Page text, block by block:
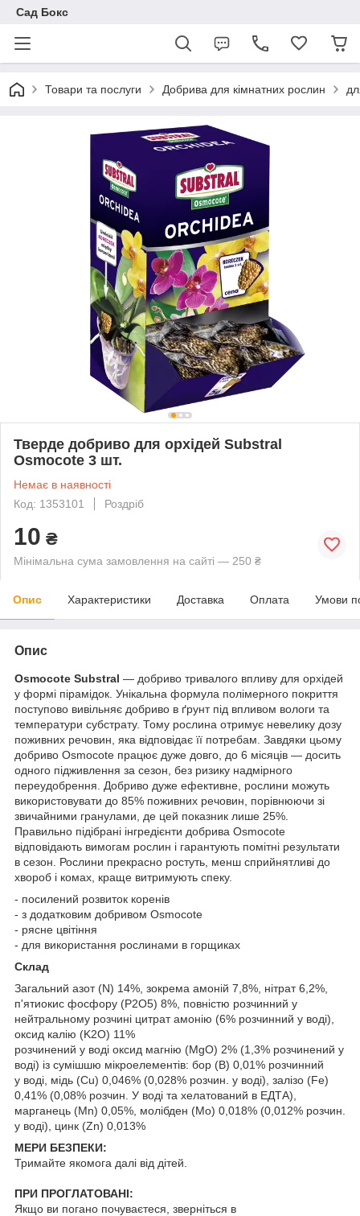
Сад Бокс
Товари та послуги Добрива для кімнатних рослин
Тверде добриво для орхідей Substral
Osmocote 3 шт.
Немає в наявності
Код: 1353101
Роздріб
10 ₴
Мінімальна сума замовлення на сайті — 250 ₴
Опис Характеристики Доставка Оплата Умови
Опис
Osmocote Substral — добриво тривалого впливу для орхідей
у формі пірамідок. Унікальна формула полімерного покриття
поступово вивільняє добриво в ґрунт під впливом вологи та
температури субстрату. Тому рослина отримує невелику дозу
поживних речовин, яка відповідає її потребам. Завдяки цьому
добриво Osmocote працює дуже довго, до 6 місяців — досить
одного підживлення за сезон, без ризику надмірного
переудобрення. Добриво дуже ефективне, рослини можуть
використовувати до 85% поживних речовин, порівнюючи зі
звичайними гранулами, де цей показник лише 25%.
Правильно підібрані інгредієнти добрива Osmocote
відповідають вимогам рослин і гарантують помітні результати
в сезон. Рослини прекрасно ростуть, менш сприйнятливі до
хвороб і комах, краще витримують спеку.
- посилений розвиток коренів
- з додатковим добривом Osmocote
- рясне цвітіння
- для використання рослинами в горщиках
Склад
Загальний азот (N) 14%, зокрема амоній 7,8%, нітрат 6,2%,
п'ятиокис фосфору (P2O5) 8%, повністю розчинний у
нейтральному розчині цитрат амонію (6% розчинний у воді),
оксид калію (K2O) 11%
розчинений у воді оксид магнію (MgO) 2% (1,3% розчинений у
воді) із сумішшю мікроелементів: бор (B) 0,01% розчинний
у воді, мідь (Cu) 0,046% (0,028% розчин. у воді), залізо (Fe)
0,41% (0,08% розчин. У воді та хелатований в ЕДТА),
марганець (Mn) 0,05%, молібден (Mo) 0,018% (0,012% розчин.
у воді), цинк (Zn) 0,013%
МЕРИ БЕЗПЕКИ:
Тримайте якомога далі від дітей.
ПРИ ПРОГЛАТОВАНІ:
Якщо ви погано почуваєтеся, зверніться в